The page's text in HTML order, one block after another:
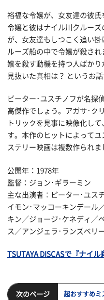
裕福な令嬢が、女友達の彼氏
令嬢と彼はナイル川クルー
が、女友達もしつこく追い
ルーズ船の中で令嬢が殺さ
嬢を殺す動機を持つ人ばか
見抜いた真相は？ というお話
ピーター･ユスチノフが名探
高傑作でしょう。アガサ･ク
トリックを見事に映像化し
す。本作のヒットによって
ステリー映画は複数作られま
公開年：1978年
監督：ジョン･ギラーミン
主な出演者：ピーター･ユス
イモン･マッコーキンデール
キン／ジョージ･ケネディ／
ス／アンジェラ･ランズベリ
TSUTAYA DISCASで『ナイ
次のページ 超おすすめミ